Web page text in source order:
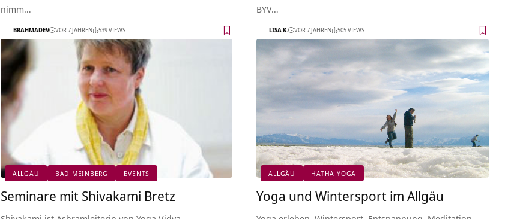
nimm…
BRAHMADEV VOR 7 JAHREN 539 VIEWS
BYV…
LISA K. VOR 7 JAHREN 505 VIEWS
ALLGÄU BAD MEINBERG EVENTS
Seminare mit Shivakami Bretz
ALLGÄU HATHA YOGA
Yoga und Wintersport im Allgäu